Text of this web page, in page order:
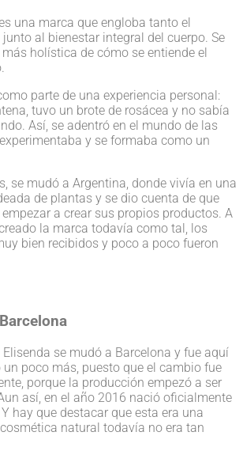
una marca que engloba tanto el
al bienestar integral del cuerpo. Se
holística de cómo se entiende el
parte de una experiencia personal:
tuvo un brote de rosácea y no sabía
Así, se adentró en el mundo de las
y se formaba como un
se mudó a Argentina, donde vivía en una
de plantas y se dio cuenta de que
a crear sus propios productos. A
la marca todavía como tal, los
bien recibidos y poco a poco fueron
se mudó a Barcelona y fue aquí
poco más, puesto que el cambio fue
porque la producción empezó a ser
así, en el año 2016 nació oficialmente
hay que destacar que esta era una
natural todavía no era tan